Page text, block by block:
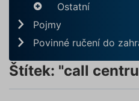
Ostatní
Pojmy
Povinné ručení do
Štítek: "call